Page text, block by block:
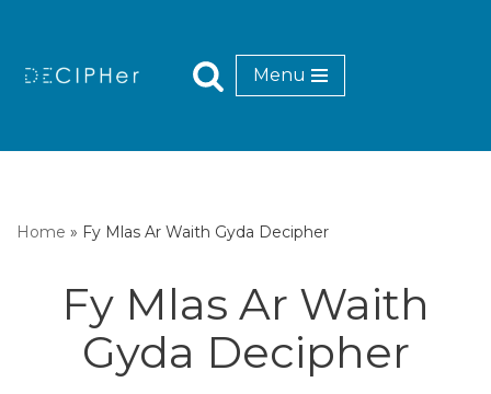
Menu
Home » Fy Mlas Ar Waith Gyda Decipher
Fy Mlas Ar Waith
Gyda Decipher